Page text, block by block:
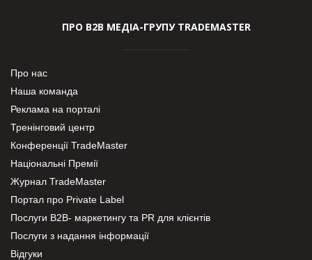
ПРО В2В МЕДІА-ГРУПУ TRADEMASTER
Про нас
Наша команда
Реклама на порталі
Тренінговий центр
Конференції TradeMaster
Національні Премії
Журнал TradeMaster
Портал про Private Label
Послуги В2В- маркетингу та PR для клієнтів
Послуги з надання інформації
Відгуки